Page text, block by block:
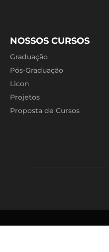
NOSSOS CURSOS
Graduação
Pós-Graduação
Licon
Projetos
Proposta de Cursos